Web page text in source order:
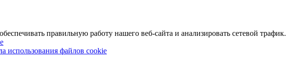
правильную работу нашего веб-сайта и анализировать сетевой трафик.
использования файлов cookie